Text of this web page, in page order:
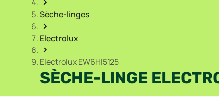
Sèche-linges
Electrolux
Electrolux EW6HI5125
SÈCHE-LINGE